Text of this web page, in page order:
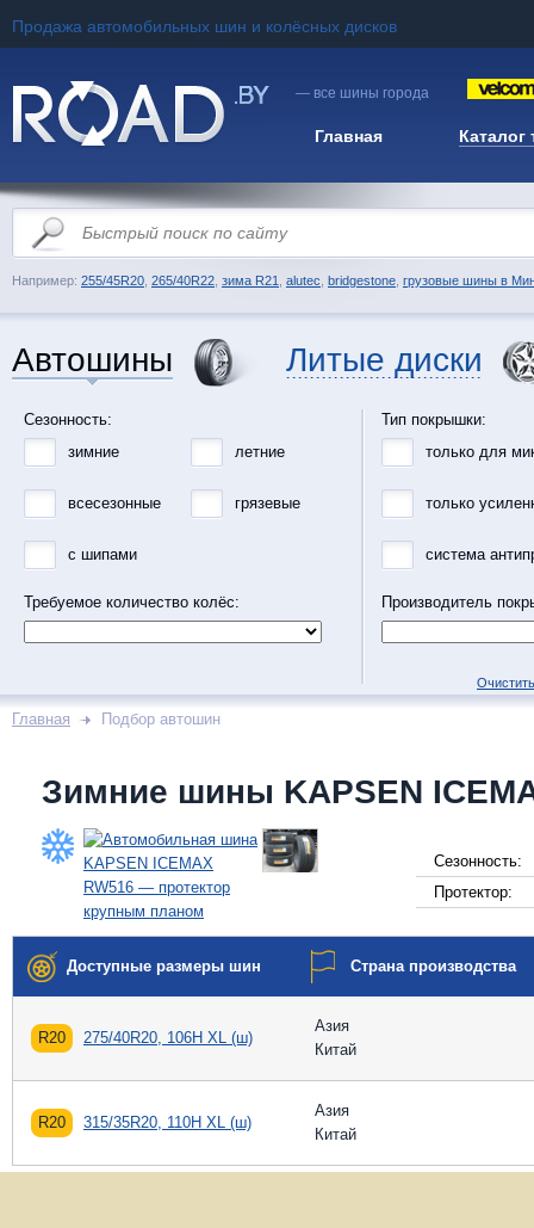
Продажа автомобильных шин и колёсных дисков
— все шины города
Главная Каталог
Например: 255/45R20 265/40R22 зима R21 alutec bridgestone грузовые шины в
Автошины Литые диски
Сезонность:
зимние
летние
всесезонные грязевые
с шипами
Требуемое количество колёс:
Тип покрышки:
только для
только
система
Производитель
Главная Подбор автошин
Зимние шины KAPSEN
Сезонность:
Протектор:
Доступные размеры шин Страна производства
R20 275/40R20, 106H XL (ш)
Азия
Китай
R20 315/35R20, 110H XL (ш)
Азия
Китай